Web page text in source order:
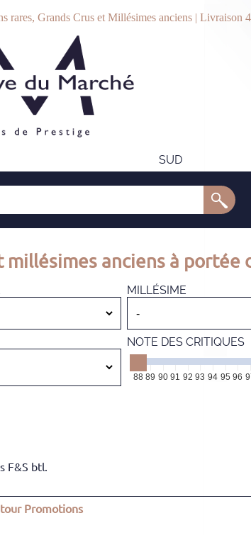
rares, Grands Crus et Millésimes anciens | Livraison
SUD
millésimes anciens à portée
MILLÉSIME
NOTE DES CRITIQUES
88 89 90 91 92 93 94 95 96
F&S btl.
Promotions